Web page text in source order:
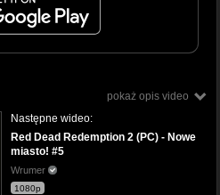
pokaż opis video
Następne wideo:
Red Dead Redemption 2 (PC) - Nowe
miasto! #5
Wrumer
1080p